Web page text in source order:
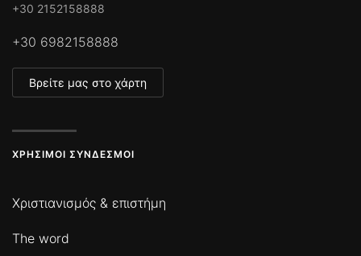
+30 2152158888
+30 6982158888
Βρείτε μας στο χάρτη
ΧΡΉΣΙΜΟΙ ΣΎΝΔΕΣΜΟΙ
Χριστιανισμός & επιστήμη
The word